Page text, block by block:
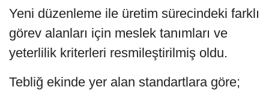
Yeni düzenleme ile üretim sürecindeki farklı
görev alanları için meslek tanımları ve
yeterlilik kriterleri resmileştirilmiş oldu.
Tebliğ ekinde yer alan standartlara göre;